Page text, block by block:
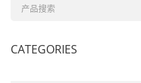
CATEGORIES